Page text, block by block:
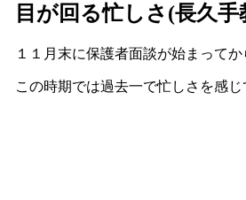
目が回る忙しさ(長久手
１１月末に保護者面談が始まってか
この時期では過去一で忙しさを感じ